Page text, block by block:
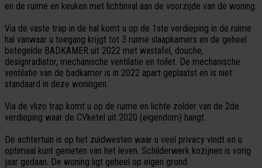
en de ruime en keuken met lichtinval aan de voorzijde van de woning.
Via de vaste trap in de hal komt u op de 1ste verdieping in de ruime
hal vanwaar u toegang krijgt tot 3 ruime slaapkamers en de geheel
betegelde BADKAMER uit 2022 met wastafel, douche,
designradiator, mechanische ventilatie en toilet. De mechanische
ventilatie van de badkamer is in 2022 apart geplaatst en is niet
standaard in deze woningen.
Via de vlizo trap komt u op de ruime en lichte zolder van de 2de
verdieping waar de CVketel uit 2020 (eigendom) hangt.
De achtertuin is op het zuidwesten waar u veel privacy vindt en u
optimaal kunt genieten van het leven. Schilderwerk kozijnen is vorig
jaar gedaan. De woning ligt geheel op eigen grond.